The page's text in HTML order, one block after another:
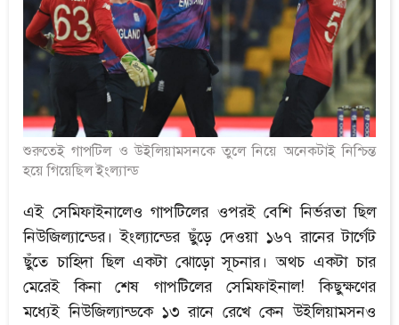
শুরুতেই গাপটিল ও উইলিয়ামসনকে তুলে নিয়ে অনেকটাই নিশ্চিন্ত
হয়ে গিয়েছিল ইংল্যান্ড
এই সেমিফাইনালেও গাপটিলের ওপরই বেশি নির্ভরতা ছিল
নিউজিল্যান্ডের। ইংল্যান্ডের ছুঁড়ে দেওয়া ১৬৭ রানের টার্গেট
ছুঁতে চাহিদা ছিল একটা ঝোড়ো সূচনার। অথচ একটা চার
মেরেই কিনা শেষ গাপটিলের সেমিফাইনাল! কিছুক্ষণের
মধ্যেই নিউজিল্যান্ডকে ১৩ রানে রেখে কেন উইলিয়ামসনও